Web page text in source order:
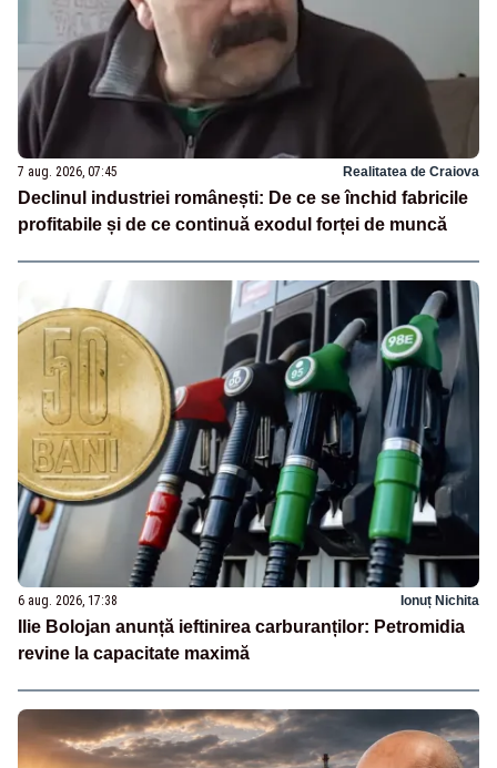
7 aug. 2026, 07:45 Realitatea de Craiova
Declinul industriei românești: De ce se închid fabricile
profitabile și de ce continuă exodul forței de muncă
6 aug. 2026, 17:38 Ionuț Nichita
Ilie Bolojan anunță ieftinirea carburanților: Petromidia
revine la capacitate maximă